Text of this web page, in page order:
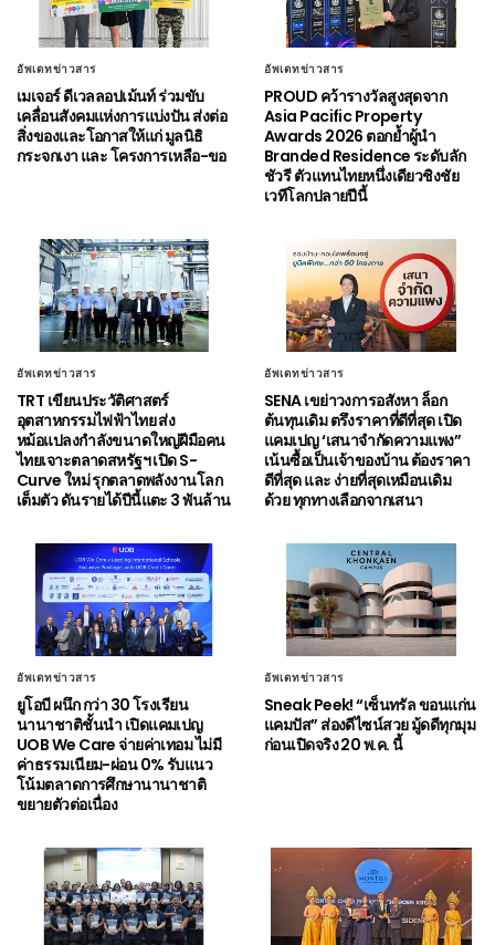
อัพเดทข่าวสาร
เมเจอร์ ดีเวลลอปเม้นท์ ร่วมขับ
เคลื่อนสังคมแห่งการแบ่งปัน ส่งต่อ
สิ่งของและโอกาสให้แก่ มูลนิธิ
กระจกเงา และ โครงการเหลือ-ขอ
อัพเดทข่าวสาร
PROUD คว้ารางวัลสูงสุดจาก
Asia Pacific Property
Awards 2026 ตอกย้ำผู้นำ
Branded Residence ระดับลัก
ชัวรี ตัวแทนไทยหนึ่งเดียวชิงชัย
เวทีโลกปลายปีนี้
อัพเดทข่าวสาร
TRT เขียนประวัติศาสตร์
อุตสาหกรรมไฟฟ้าไทย ส่ง
หม้อแปลงกำลังขนาดใหญ่ฝีมือคน
ไทยเจาะตลาดสหรัฐฯ เปิด S-
Curve ใหม่ รุกตลาดพลังงานโลก
เต็มตัว ดันรายได้ปีนี้แตะ 3 พันล้าน
อัพเดทข่าวสาร
SENA เขย่าวงการอสังหา ล็อก
ต้นทุนเดิม ตรึงราคาที่ดีที่สุด เปิด
แคมเปญ ‘เสนาจำกัดความแพง”
เน้นซื้อเป็นเจ้าของบ้าน ต้องราคา
ดีที่สุด และ ง่ายที่สุดเหมือนเดิม
ด้วย ทุกทางเลือกจากเสนา
อัพเดทข่าวสาร
ยูโอบี ผนึก กว่า 30 โรงเรียน
นานาชาติชั้นนำ เปิดแคมเปญ
UOB We Care จ่ายค่าเทอม ไม่มี
ค่าธรรมเนียม-ผ่อน 0% รับแนว
โน้มตลาดการศึกษานานาชาติ
ขยายตัวต่อเนื่อง
อัพเดทข่าวสาร
Sneak Peek! “เซ็นทรัล ขอนแก่น
แคมปัส” ส่องดีไซน์สวย มู้ดดีทุกมุม
ก่อนเปิดจริง 20 พ.ค. นี้